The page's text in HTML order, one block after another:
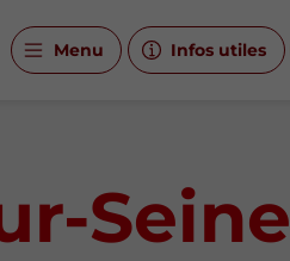
Menu Infos utiles
Seine